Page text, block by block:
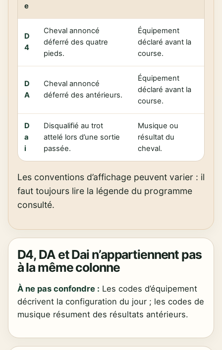
e
D
4
Cheval annoncé
déferré des quatre
pieds.
Équipement
déclaré avant la
course.
D
A
Cheval annoncé
déferré des antérieurs.
Équipement
déclaré avant la
course.
D
a
i
Disqualifié au trot
attelé lors d’une sortie
passée.
Musique ou
résultat du
cheval.
Les conventions d’affichage peuvent varier : il
faut toujours lire la légende du programme
consulté.
D4, DA et Dai n’appartiennent pas
à la même colonne
À ne pas confondre : Les codes d’équipement
décrivent la configuration du jour ; les codes de
musique résument des résultats antérieurs.